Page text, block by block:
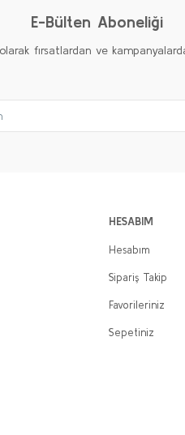
E-Bülten Aboneliği
fırsatlardan ve
HESABIM
Hesabım
Sipariş Takip
Favorileriniz
Sepetiniz